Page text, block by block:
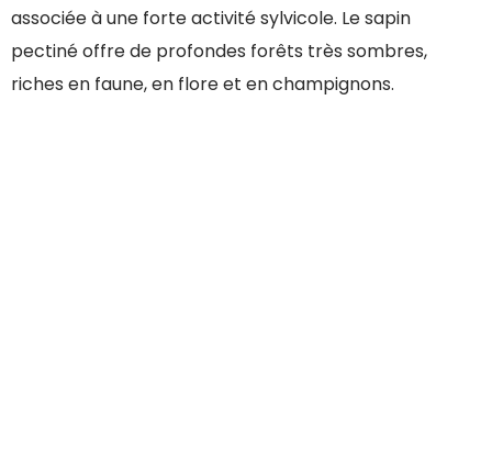
associée à une forte activité sylvicole. Le sapin
pectiné offre de profondes forêts très sombres,
riches en faune, en flore et en champignons.